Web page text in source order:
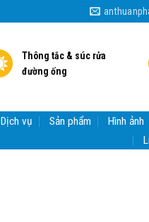
Thông tắc & súc rửa
đường ống
Dịch vụ Sản phẩm Hình ảnh